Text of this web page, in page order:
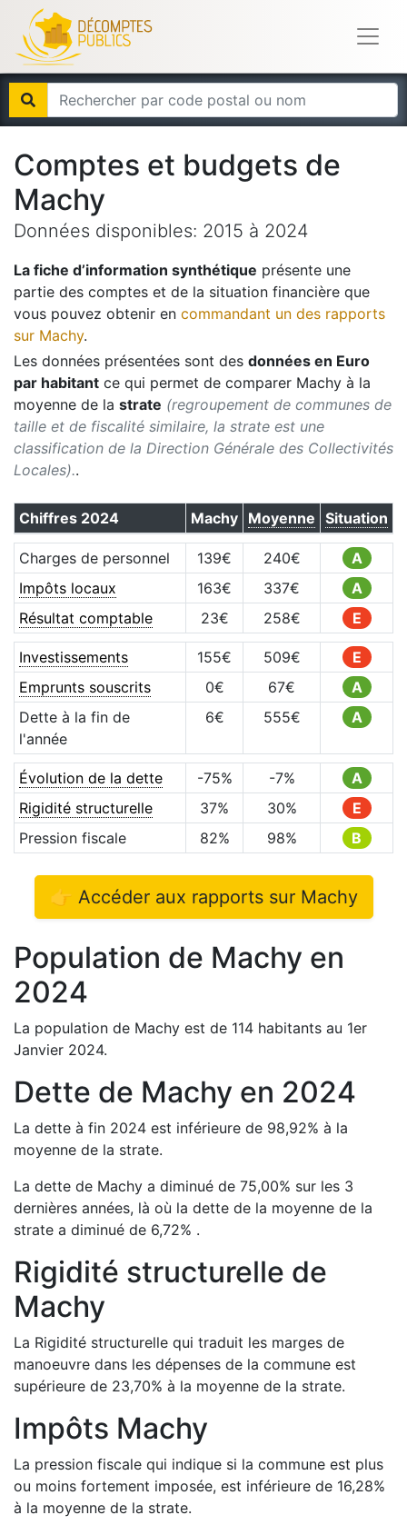
Comptes et budgets de
Machy
Données disponibles: 2015 à 2024
La fiche d’information synthétique présente une
partie des comptes et de la situation financière que
vous pouvez obtenir en commandant un des rapports
sur Machy.
Les données présentées sont des données en Euro
par habitant ce qui permet de comparer Machy à la
moyenne de la strate (regroupement de communes de
taille et de fiscalité similaire, la strate est une
classification de la Direction Générale des Collectivités
Locales)..
Chiffres 2024 Machy Moyenne Situation
Charges de personnel 139€ 240€
A
Impôts locaux
163€ 337€
A
Résultat comptable
23€ 258€ E
Investissements 155€ 509€
E
Emprunts souscrits
0€ 67€
A
Dette à la fin de
l'année
6€ 555€ A
Évolution de la dette -75% -7%
A
Rigidité structurelle
37% 30%
E
Pression fiscale
82% 98% B
👉 Accéder aux rapports sur Machy
Population de Machy en
2024
La population de Machy est de 114 habitants au 1er
Janvier 2024.
Dette de Machy en 2024
La dette à fin 2024 est inférieure de 98,92% à la
moyenne de la strate.
La dette de Machy a diminué de 75,00% sur les 3
dernières années, là où la dette de la moyenne de la
strate a diminué de 6,72% .
Rigidité structurelle de
Machy
La Rigidité structurelle qui traduit les marges de
manoeuvre dans les dépenses de la commune est
supérieure de 23,70% à la moyenne de la strate.
Impôts Machy
La pression fiscale qui indique si la commune est plus
ou moins fortement imposée, est inférieure de 16,28%
à la moyenne de la strate.